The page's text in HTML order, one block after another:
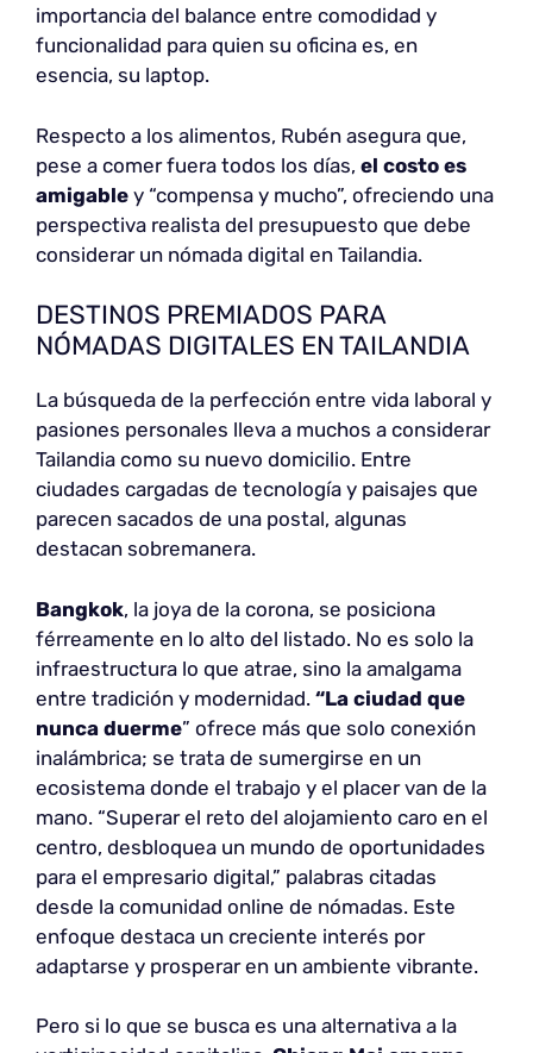
importancia del balance entre comodidad y
funcionalidad para quien su oficina es, en
esencia, su laptop.
Respecto a los alimentos, Rubén asegura que,
pese a comer fuera todos los días, el costo es
amigable y “compensa y mucho”, ofreciendo una
perspectiva realista del presupuesto que debe
considerar un nómada digital en Tailandia.
DESTINOS PREMIADOS PARA
NÓMADAS DIGITALES EN TAILANDIA
La búsqueda de la perfección entre vida laboral y
pasiones personales lleva a muchos a considerar
Tailandia como su nuevo domicilio. Entre
ciudades cargadas de tecnología y paisajes que
parecen sacados de una postal, algunas
destacan sobremanera.
Bangkok, la joya de la corona, se posiciona
férreamente en lo alto del listado. No es solo la
infraestructura lo que atrae, sino la amalgama
entre tradición y modernidad. “La ciudad que
nunca duerme” ofrece más que solo conexión
inalámbrica; se trata de sumergirse en un
ecosistema donde el trabajo y el placer van de la
mano. “Superar el reto del alojamiento caro en el
centro, desbloquea un mundo de oportunidades
para el empresario digital,” palabras citadas
desde la comunidad online de nómadas. Este
enfoque destaca un creciente interés por
adaptarse y prosperar en un ambiente vibrante.
Pero si lo que se busca es una alternativa a la